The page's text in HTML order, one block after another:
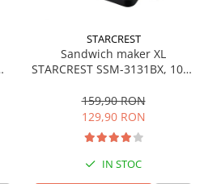
STARCREST
Sandwich maker XL
STARCREST SSM-3131BX, 1000
antiadezive: sandwich, waffle
si grill, Dark Inox
159,90 RON
129,90 RON
IN STOC